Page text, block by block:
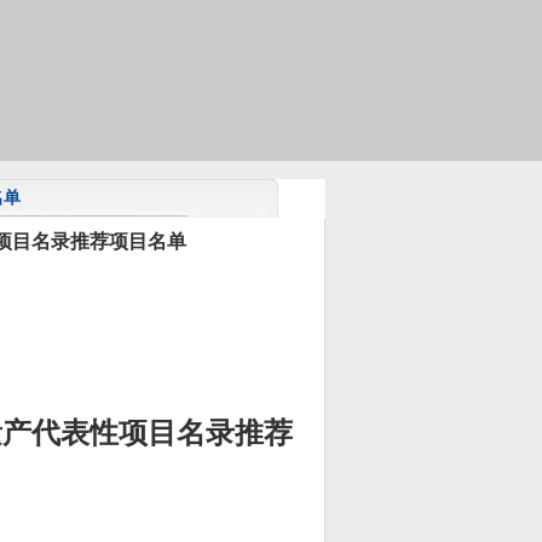
单
目名录推荐项目名单
代表性项目名录推荐